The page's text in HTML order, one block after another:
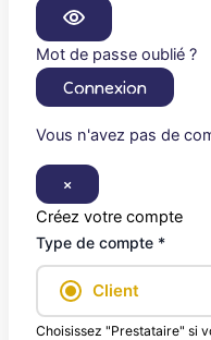
Mot de passe oublié ?
Connexion
Vous n'avez pas de
×
Créez votre compte
Type de compte *
Client
Choisissez "Prestataire" si